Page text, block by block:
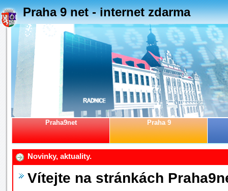
Praha 9 net - internet zdarma
Praha9net Praha 9
Novinky, aktuality.
Vítejte na stránkách